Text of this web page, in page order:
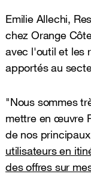
Emilie Allechi,
chez Orange
avec l'outil et les
apportés au
"Nous sommes
mettre en œuvre
de nos
utilisateurs en
des offres sur